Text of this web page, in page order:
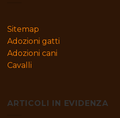
Sitemap
Adozioni gatti
Adozioni cani
Cavalli
ARTICOLI IN EVIDENZA